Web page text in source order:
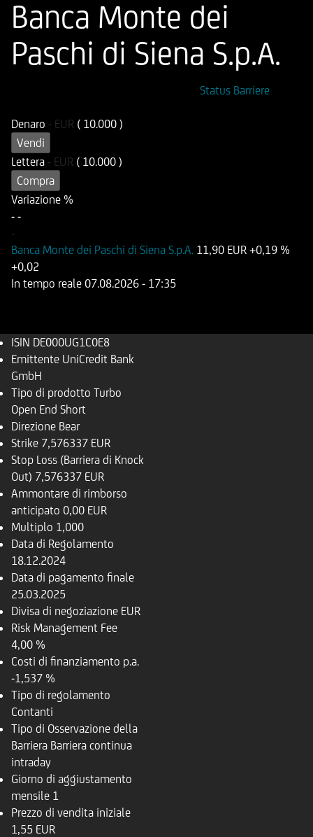
Banca Monte dei
Paschi di Siena S.p.A.
Status Barriere
Denaro - EUR ( 10.000 )
Vendi
Lettera - EUR ( 10.000 )
Compra
Variazione %
- -
-
Banca Monte dei Paschi di Siena S.p.A. 11,90 EUR +0,19 %
+0,02
In tempo reale 07.08.2026 - 17:35
ISIN DE000UG1C0E8
Emittente UniCredit Bank
GmbH
Tipo di prodotto Turbo
Open End Short
Direzione Bear
Strike 7,576337 EUR
Stop Loss (Barriera di Knock
Out) 7,576337 EUR
Ammontare di rimborso
anticipato 0,00 EUR
Multiplo 1,000
Data di Regolamento
18.12.2024
Data di pagamento finale
25.03.2025
Divisa di negoziazione EUR
Risk Management Fee
4,00 %
Costi di finanziamento p.a.
-1,537 %
Tipo di regolamento
Contanti
Tipo di Osservazione della
Barriera Barriera continua
intraday
Giorno di aggiustamento
mensile 1
Prezzo di vendita iniziale
1,55 EUR